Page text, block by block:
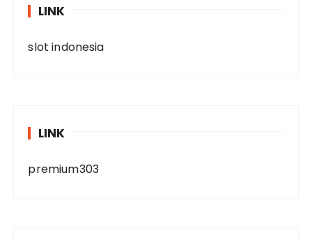
LINK
slot indonesia
LINK
premium303